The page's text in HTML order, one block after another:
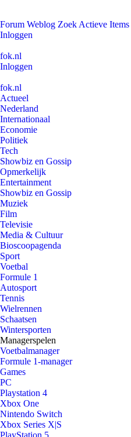
Forum Weblog Zoek Actieve Items
Inloggen
fok.nl
Inloggen
fok.nl
Actueel
Nederland
Internationaal
Economie
Politiek
Tech
Showbiz en Gossip
Opmerkelijk
Entertainment
Showbiz en Gossip
Muziek
Film
Televisie
Media & Cultuur
Bioscoopagenda
Sport
Voetbal
Formule 1
Autosport
Tennis
Wielrennen
Schaatsen
Wintersporten
Managerspelen
Voetbalmanager
Formule 1-manager
Games
PC
Playstation 4
Xbox One
Nintendo Switch
Xbox Series X|S
PlayStation 5